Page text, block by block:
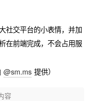
社交平台的小表情，并加
析在前端完成，不会占用服
@sm.ms 提供）
容